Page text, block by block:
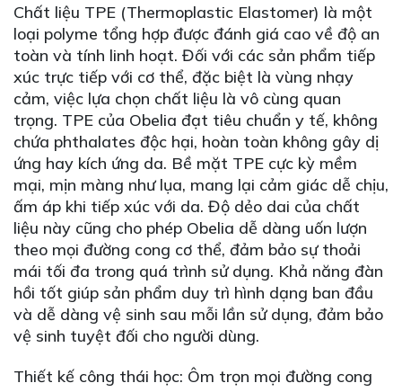
Chất liệu TPE (Thermoplastic Elastomer) là một
loại polyme tổng hợp được đánh giá cao về độ an
toàn và tính linh hoạt. Đối với các sản phẩm tiếp
xúc trực tiếp với cơ thể, đặc biệt là vùng nhạy
cảm, việc lựa chọn chất liệu là vô cùng quan
trọng. TPE của Obelia đạt tiêu chuẩn y tế, không
chứa phthalates độc hại, hoàn toàn không gây dị
ứng hay kích ứng da. Bề mặt TPE cực kỳ mềm
mại, mịn màng như lụa, mang lại cảm giác dễ chịu,
ấm áp khi tiếp xúc với da. Độ dẻo dai của chất
liệu này cũng cho phép Obelia dễ dàng uốn lượn
theo mọi đường cong cơ thể, đảm bảo sự thoải
mái tối đa trong quá trình sử dụng. Khả năng đàn
hồi tốt giúp sản phẩm duy trì hình dạng ban đầu
và dễ dàng vệ sinh sau mỗi lần sử dụng, đảm bảo
vệ sinh tuyệt đối cho người dùng.
Thiết kế công thái học: Ôm trọn mọi đường cong